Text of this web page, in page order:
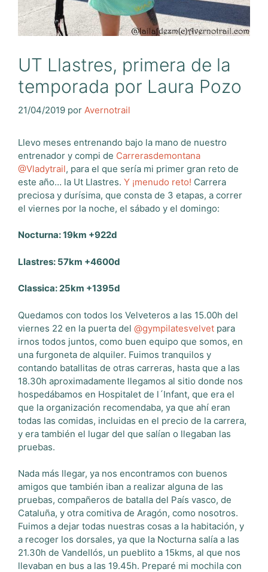
UT Llastres, primera de la
temporada por Laura Pozo
21/04/2019 por Avernotrail
Llevo meses entrenando bajo la mano de nuestro
entrenador y compi de Carrerasdemontana
@Vladytrail, para el que sería mi primer gran reto de
este año… la Ut Llastres. Y ¡menudo reto! Carrera
preciosa y durísima, que consta de 3 etapas, a correr
el viernes por la noche, el sábado y el domingo:
Nocturna: 19km +922d
Llastres: 57km +4600d
Classica: 25km +1395d
Quedamos con todos los Velveteros a las 15.00h del
viernes 22 en la puerta del @gympilatesvelvet para
irnos todos juntos, como buen equipo que somos, en
una furgoneta de alquiler. Fuimos tranquilos y
contando batallitas de otras carreras, hasta que a las
18.30h aproximadamente llegamos al sitio donde nos
hospedábamos en Hospitalet de l´Infant, que era el
que la organización recomendaba, ya que ahí eran
todas las comidas, incluidas en el precio de la carrera,
y era también el lugar del que salían o llegaban las
pruebas.
Nada más llegar, ya nos encontramos con buenos
amigos que también iban a realizar alguna de las
pruebas, compañeros de batalla del País vasco, de
Cataluña, y otra comitiva de Aragón, como nosotros.
Fuimos a dejar todas nuestras cosas a la habitación, y
a recoger los dorsales, ya que la Nocturna salía a las
21.30h de Vandellós, un pueblito a 15kms, al que nos
llevaban en bus a las 19.45h. Preparé mi mochila con